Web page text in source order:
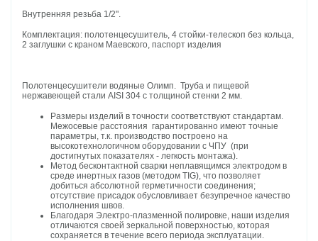
Внутренняя резьба 1/2".
Комплектация: полотенцесушитель, 4 стойки-телескоп без кольца,
2 заглушки с краном Маевского, паспорт изделия
Полотенцесушители водяные Олимп. Труба и пищевой
нержавеющей стали AISI 304 с толщиной стенки 2 мм.
Размеры изделий в точности соответствуют стандартам.
Межосевые расстояния гарантированно имеют точные
параметры, т.к. производство построено на
высокотехнологичном оборудовании с ЧПУ (при
достигнутых показателях - легкость монтажа).
Метод бесконтактной сварки неплавящимся электродом в
среде инертных газов (методом TIG), что позволяет
добиться абсолютной герметичности соединения;
отсутствие присадок обусловливает безупречное качество
исполнения швов.
Благодаря Электро-плазменной полировке, наши изделия
отличаются своей зеркальной поверхностью, которая
сохраняется в течение всего периода эксплуатации.